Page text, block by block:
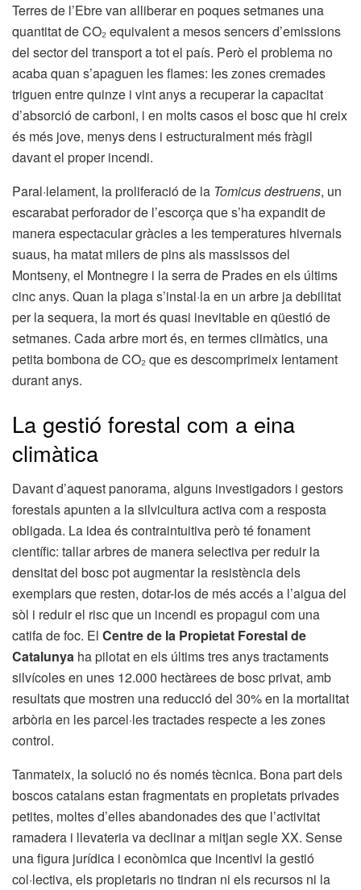
Terres de l’Ebre van alliberar en poques setmanes una
quantitat de CO₂ equivalent a mesos sencers d’emissions
del sector del transport a tot el país. Però el problema no
acaba quan s’apaguen les flames: les zones cremades
triguen entre quinze i vint anys a recuperar la capacitat
d’absorció de carboni, i en molts casos el bosc que hi creix
és més jove, menys dens i estructuralment més fràgil
davant el proper incendi.
Paral·lelament, la proliferació de la Tomicus destruens, un
escarabat perforador de l’escorça que s’ha expandit de
manera espectacular gràcies a les temperatures hivernals
suaus, ha matat milers de pins als massissos del
Montseny, el Montnegre i la serra de Prades en els últims
cinc anys. Quan la plaga s’instal·la en un arbre ja debilitat
per la sequera, la mort és quasi inevitable en qüestió de
setmanes. Cada arbre mort és, en termes climàtics, una
petita bombona de CO₂ que es descomprimeix lentament
durant anys.
La gestió forestal com a eina
climàtica
Davant d’aquest panorama, alguns investigadors i gestors
forestals apunten a la silvicultura activa com a resposta
obligada. La idea és contraintuitiva però té fonament
científic: tallar arbres de manera selectiva per reduir la
densitat del bosc pot augmentar la resistència dels
exemplars que resten, dotar-los de més accés a l’aigua del
sòl i reduir el risc que un incendi es propagui com una
catifa de foc. El Centre de la Propietat Forestal de
Catalunya ha pilotat en els últims tres anys tractaments
silvícoles en unes 12.000 hectàrees de bosc privat, amb
resultats que mostren una reducció del 30% en la mortalitat
arbòria en les parcel·les tractades respecte a les zones
control.
Tanmateix, la solució no és només tècnica. Bona part dels
boscos catalans estan fragmentats en propietats privades
petites, moltes d’elles abandonades des que l’activitat
ramadera i llevateria va declinar a mitjan segle XX. Sense
una figura jurídica i econòmica que incentivi la gestió
col·lectiva, els propietaris no tindran ni els recursos ni la